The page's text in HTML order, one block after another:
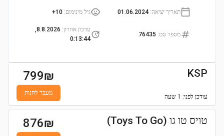
תאריך יציאה:
01.06.2024 גיל מינימום:
10+
מספר סט:
76435
עדכון אחרון:
8.8.2026,
0:13:44
KSP
עודכן לפני: 1 שעה
799₪
מעבר לחנות
טויס טו גו (Toys To Go) 876₪